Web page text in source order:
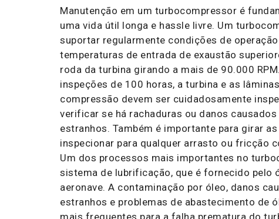
Manutenção em um turbocompressor é
uma vida útil longa e hassle livre. Um
suportar regularmente condições de
temperaturas de entrada de exaustão
roda da turbina girando a mais de 90.000
inspeções de 100 horas, a turbina e as
compressão devem ser cuidadosamente
verificar se há rachaduras ou danos
estranhos. Também é importante para girar
inspecionar para qualquer arrasto ou fricção
Um dos processos mais importantes no
sistema de lubrificação, que é fornecido pelo
aeronave. A contaminação por óleo, danos
estranhos e problemas de abastecimento de
mais frequentes para a falha prematura do